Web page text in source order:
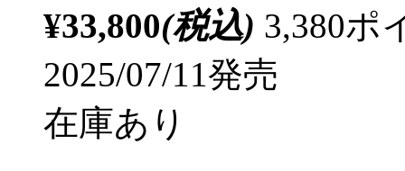
¥33,800(税込) 3,380ポ
2025/07/11発売
在庫あり